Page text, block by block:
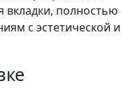
вкладки, полностью
с эстетической и